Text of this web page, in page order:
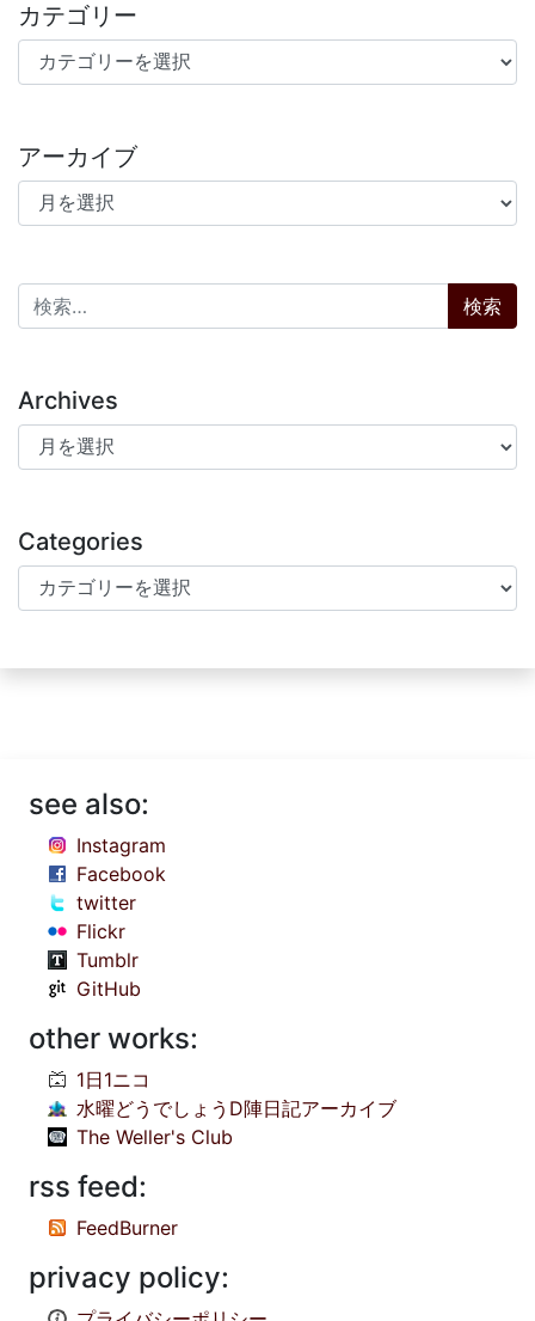
カテゴリー
カテゴリー
アーカイブ
アーカイブ
検索:
Archives
Archives
Categories
Categories
see also:
Instagram
Facebook
twitter
Flickr
Tumblr
GitHub
other works:
1日1ニコ
水曜どうでしょうD陣日記アーカイブ
The Weller's Club
rss feed:
FeedBurner
privacy policy: